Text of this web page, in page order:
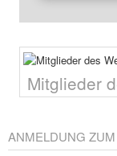
Mitglieder
ANMELDUNG